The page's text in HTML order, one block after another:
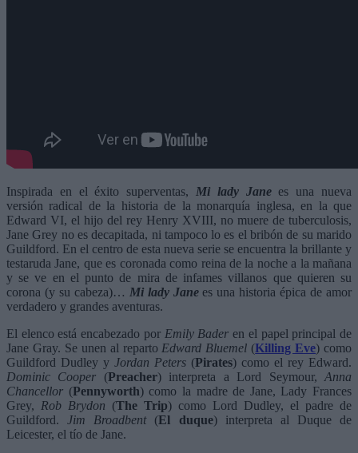
Inspirada en el éxito superventas, Mi lady Janees una nueva
versión radical de la historia de la monarquía inglesa, en la que
Edward VI, el hijo del rey Henry XVIII, no muere de tuberculosis,
Jane Grey no es decapitada, ni tampoco lo es el bribón de su marido
Guildford. En el centro de esta nueva serie se encuentra la brillante y
testaruda Jane, que es coronada como reina de la noche a la mañana
y se ve en el punto de mira de infames villanos que quieren su
corona (y su cabeza)… Mi lady Janees una historia épica de amor
verdadero y grandes aventuras.
El elenco está encabezado por Emily Bader en el papel principal de
Jane Gray. Se unen al reparto Edward Bluemel (Killing Eve) como
Guildford Dudley y Jordan Peters (Pirates) como el rey Edward.
Dominic Cooper (Preacher) interpreta a Lord Seymour,Anna
Chancellor (Pennyworth) como la madre de Jane, Lady Frances
Grey, Rob Brydon (The Trip) como Lord Dudley, el padre de
Guildford.Jim Broadbent(El duque) interpreta al Duque de
Leicester, el tío de Jane.